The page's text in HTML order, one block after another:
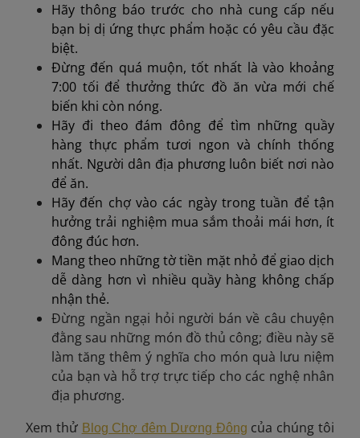
Hãy thông báo trước cho nhà cung cấp nếu
bạn bị dị ứng thực phẩm hoặc có yêu cầu đặc
biệt.
Đừng đến quá muộn, tốt nhất là vào khoảng
7:00 tối để thưởng thức đồ ăn vừa mới chế
biến khi còn nóng.
Hãy đi theo đám đông để tìm những quầy
hàng thực phẩm tươi ngon và chính thống
nhất. Người dân địa phương luôn biết nơi nào
để ăn.
Hãy đến chợ vào các ngày trong tuần để tận
hưởng trải nghiệm mua sắm thoải mái hơn, ít
đông đúc hơn.
Mang theo những tờ tiền mặt nhỏ để giao dịch
dễ dàng hơn vì nhiều quầy hàng không chấp
nhận thẻ.
Đừng ngần ngại hỏi người bán về câu chuyện
đằng sau những món đồ thủ công; điều này sẽ
làm tăng thêm ý nghĩa cho món quà lưu niệm
của bạn và hỗ trợ trực tiếp cho các nghệ nhân
địa phương.
Xem thử Blog Chợ đêm Dương Đông của chúng tôi